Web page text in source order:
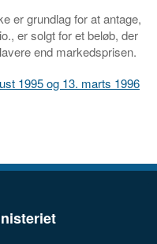
er grundlag for at antage,
er solgt for et beløb, der
end markedsprisen.
1995 og 13. marts 1996